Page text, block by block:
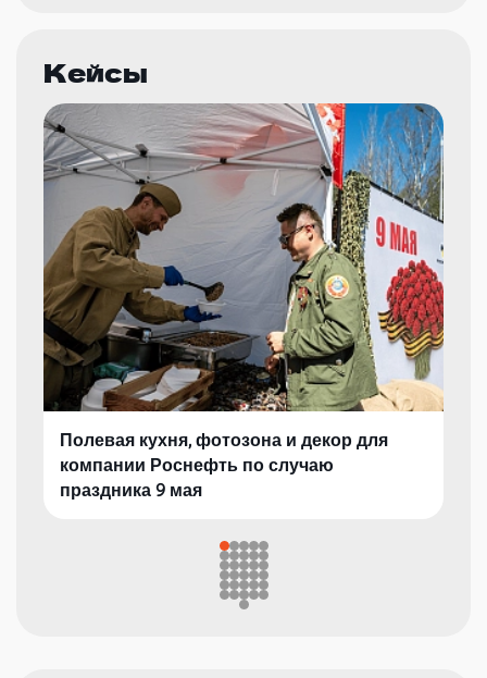
Кейсы
Полевая кухня, фотозона и декор для
компании Роснефть по случаю
праздника 9 мая